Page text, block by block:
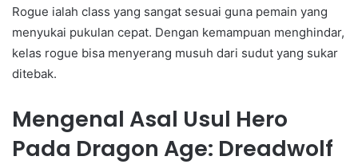
Rogue ialah class yang sangat sesuai guna pemain yang
menyukai pukulan cepat. Dengan kemampuan menghindar,
kelas rogue bisa menyerang musuh dari sudut yang sukar
ditebak.
Mengenal Asal Usul Hero
Pada Dragon Age: Dreadwolf